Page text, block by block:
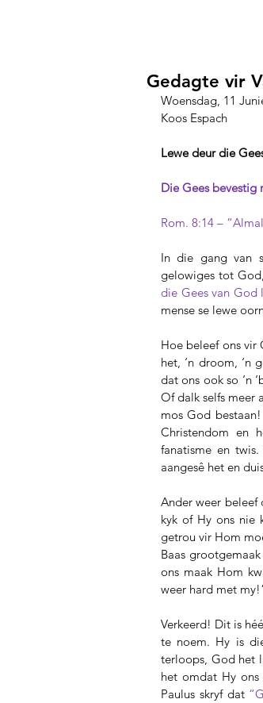
Gedagte vir
Woensdag, 11
Koos Espach
Lewe deur die
Die Gees bevestig
Rom. 8:14 –
In die gang van
gelowiges tot
die Gees van God
mense se lewe
Hoe beleef ons vir
het, ‘n droom, ‘n
dat ons ook so ‘n
Of dalk selfs meer
mos God
Christendom en
fanatisme en
aangesê het en
Ander weer
kyk of Hy ons nie
getrou vir Hom
Baas
ons maak Hom
weer hard met
Verkeerd! Dit is
te noem. Hy is
terloops, God het
het omdat Hy
Paulus skryf dat